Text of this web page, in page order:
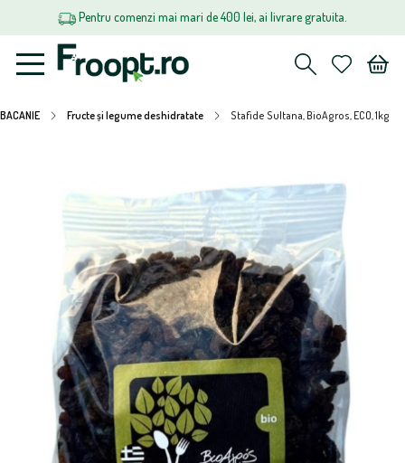
Pentru comenzi mai mari de 400 lei, ai livrare gratuita.
BACANIE Fructe și legume deshidratate Stafide Sultana, BioAgros, ECO, 1kg